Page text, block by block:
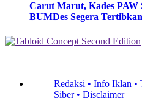
Carut Marut, Kades PAW
BUMDes Segera
Redaksi • Info Iklan •
Siber • Disclaimer